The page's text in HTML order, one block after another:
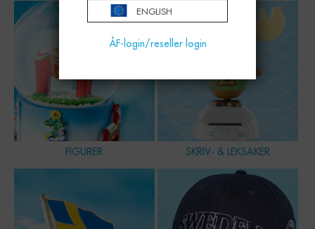
FIGURER SKRIV- & LEKSAKER
ENGLISH
ÅF-login/reseller login